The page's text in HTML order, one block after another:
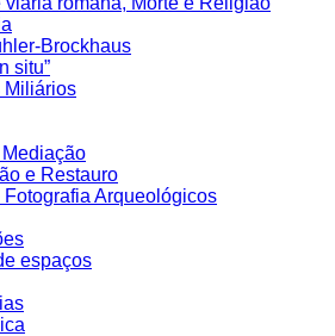
Brockhaus
situ”
Miliários
e Restauro
Fotografia Arqueológicos
espaços